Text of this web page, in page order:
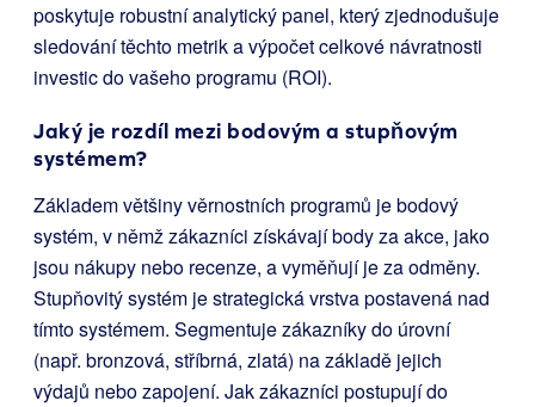
poskytuje robustní analytický panel, který zjednodušuje
sledování těchto metrik a výpočet celkové návratnosti
investic do vašeho programu (ROI).
Jaký je rozdíl mezi bodovým a stupňovým
systémem?
Základem většiny věrnostních programů je bodový
systém, v němž zákazníci získávají body za akce, jako
jsou nákupy nebo recenze, a vyměňují je za odměny.
Stupňovitý systém je strategická vrstva postavená nad
tímto systémem. Segmentuje zákazníky do úrovní
(např. bronzová, stříbrná, zlatá) na základě jejich
výdajů nebo zapojení. Jak zákazníci postupují do